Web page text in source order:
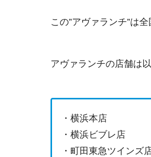
この”アヴァランチ”は
アヴァランチの店舗は
・横浜本店
・横浜ビブレ店
・町田東急ツインズ